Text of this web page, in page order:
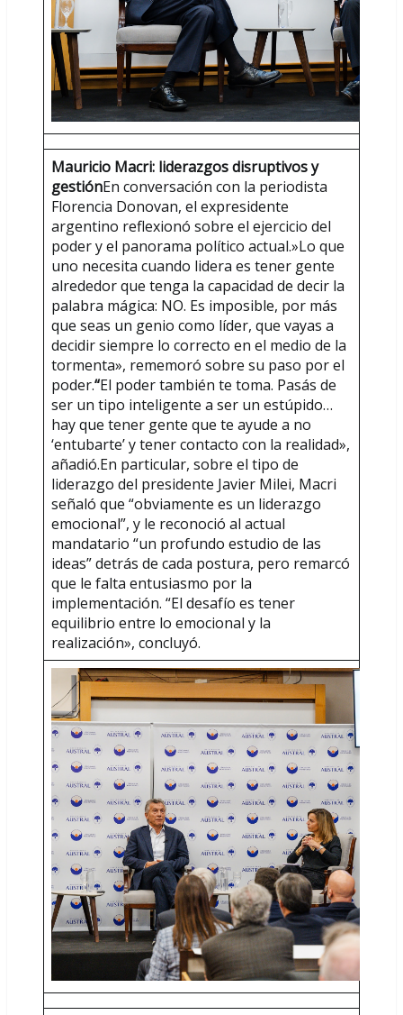
Mauricio Macri: liderazgos disruptivos y
gestiónEn conversación con la periodista
Florencia Donovan, el expresidente
argentino reflexionó sobre el ejercicio del
poder y el panorama político actual.»Lo que
uno necesita cuando lidera es tener gente
alrededor que tenga la capacidad de decir la
palabra mágica: NO. Es imposible, por más
que seas un genio como líder, que vayas a
decidir siempre lo correcto en el medio de la
tormenta», rememoró sobre su paso por el
poder.“El poder también te toma. Pasás de
ser un tipo inteligente a ser un estúpido…
hay que tener gente que te ayude a no
‘entubarte’ y tener contacto con la realidad»,
añadió.En particular, sobre el tipo de
liderazgo del presidente Javier Milei, Macri
señaló que “obviamente es un liderazgo
emocional”, y le reconoció al actual
mandatario “un profundo estudio de las
ideas” detrás de cada postura, pero remarcó
que le falta entusiasmo por la
implementación. “El desafío es tener
equilibrio entre lo emocional y la
realización», concluyó.